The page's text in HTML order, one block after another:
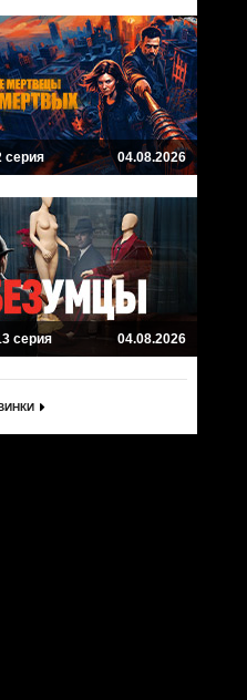
серия 04.08.2026
серия 04.08.2026